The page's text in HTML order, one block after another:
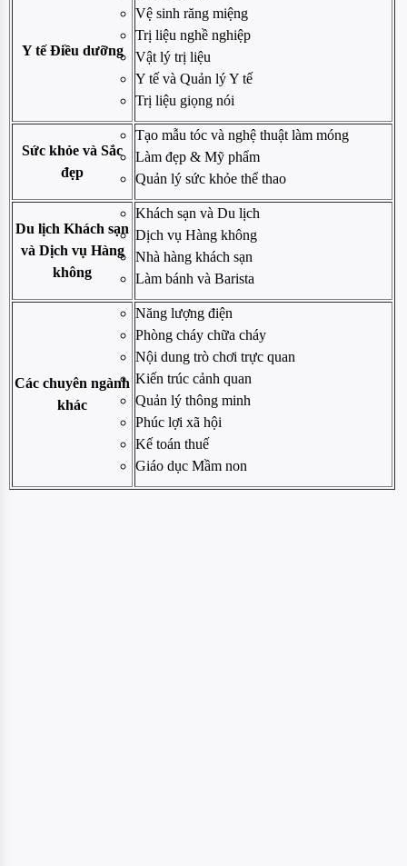
Y tế Điều dưỡng
Vệ sinh răng miệng
Trị liệu nghề nghiệp
Vật lý trị liệu
Y tế và Quản lý Y tế
Trị liệu giọng nói
Sức khỏe và Sắc
đẹp
Tạo mẫu tóc và nghệ thuật làm móng
Làm đẹp & Mỹ phẩm
Quản lý sức khỏe thể thao
Du lịch Khách sạn
và Dịch vụ Hàng
không
Khách sạn và Du lịch
Dịch vụ Hàng không
Nhà hàng khách sạn
Làm bánh và Barista
Các chuyên ngành
khác
Năng lượng điện
Phòng cháy chữa cháy
Nội dung trò chơi trực quan
Kiến trúc cảnh quan
Quản lý thông minh
Phúc lợi xã hội
Kế toán thuế
Giáo dục Mầm non